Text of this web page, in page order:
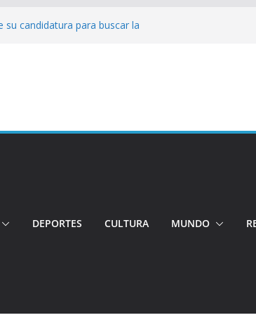
su candidatura para buscar la
Investigan crimen de un hombre en el
e incidentes marcaron la
DEPORTES CULTURA MUNDO